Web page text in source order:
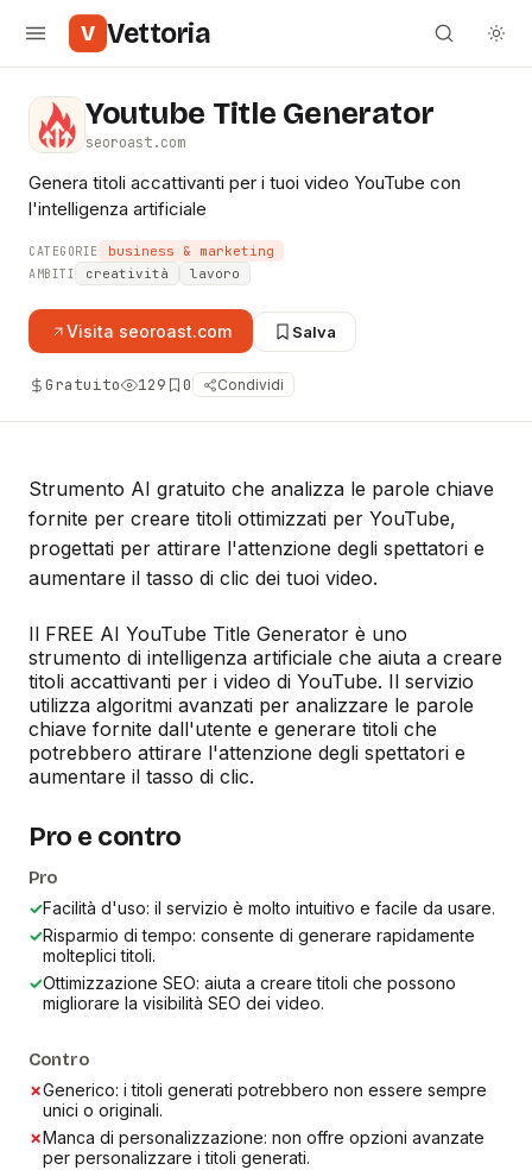
V Vettoria
Youtube Title Generator
seoroast.com
Genera titoli accattivanti per i tuoi video YouTube con
l'intelligenza artificiale
CATEGORIE business & marketing
AMBITI creatività lavoro
Visita seoroast.com Salva
Gratuito 129 0 Condividi
Strumento AI gratuito che analizza le parole chiave
fornite per creare titoli ottimizzati per YouTube,
progettati per attirare l'attenzione degli spettatori e
aumentare il tasso di clic dei tuoi video.
Il FREE AI YouTube Title Generator è uno
strumento di intelligenza artificiale che aiuta a creare
titoli accattivanti per i video di YouTube. Il servizio
utilizza algoritmi avanzati per analizzare le parole
chiave fornite dall'utente e generare titoli che
potrebbero attirare l'attenzione degli spettatori e
aumentare il tasso di clic.
Pro e contro
Pro
✓Facilità d'uso: il servizio è molto intuitivo e facile da usare.
✓Risparmio di tempo: consente di generare rapidamente
molteplici titoli.
✓Ottimizzazione SEO: aiuta a creare titoli che possono
migliorare la visibilità SEO dei video.
Contro
✗Generico: i titoli generati potrebbero non essere sempre
unici o originali.
✗Manca di personalizzazione: non offre opzioni avanzate
per personalizzare i titoli generati.